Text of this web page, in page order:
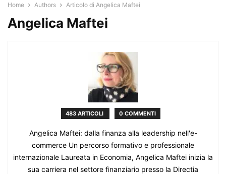
Home Authors Articolo di Angelica Maftei
Angelica Maftei
483 ARTICOLI 0 COMMENTI
Angelica Maftei: dalla finanza alla leadership nell'e-
commerce Un percorso formativo e professionale
internazionale Laureata in Economia, Angelica Maftei inizia la
sua carriera nel settore finanziario presso la Directia